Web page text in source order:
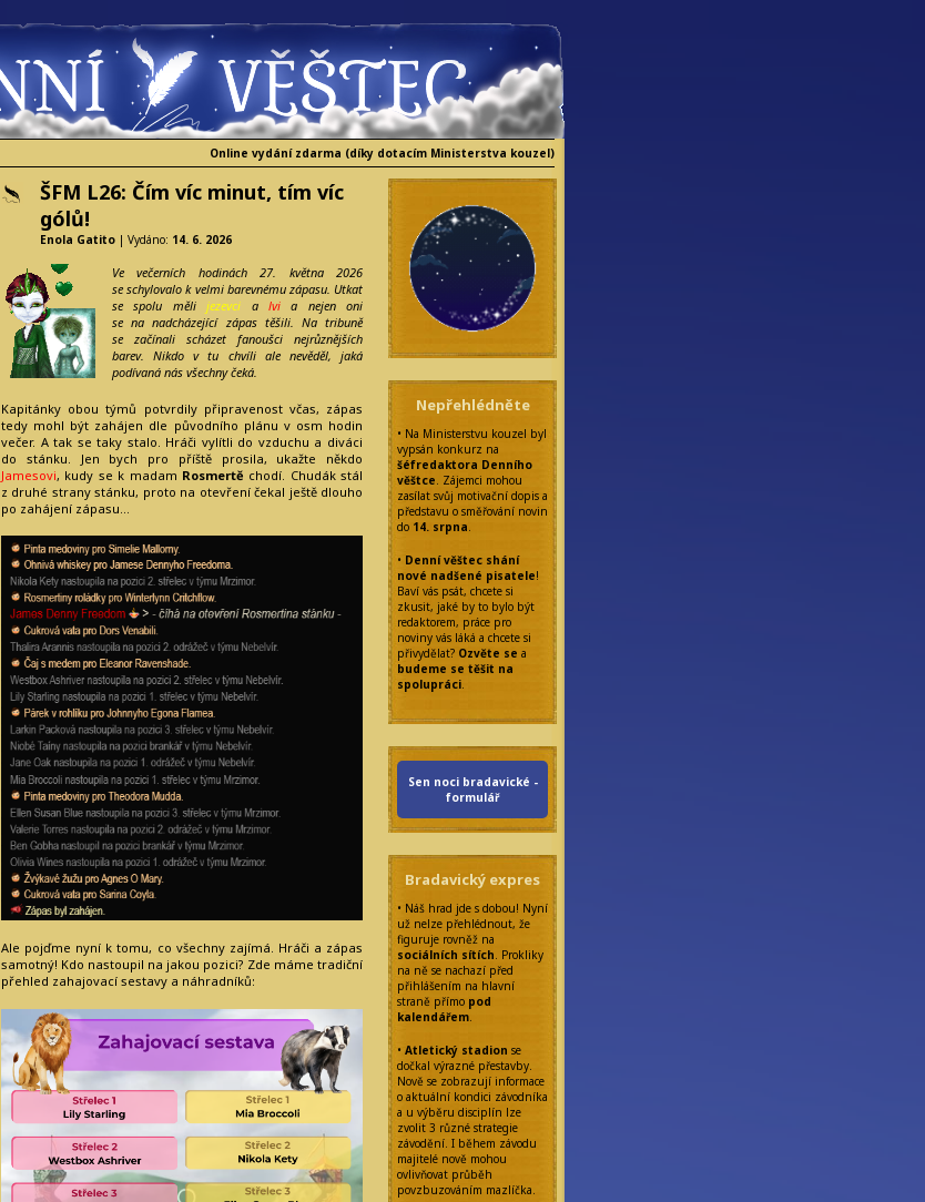
Online vydání zdarma (díky dotacím Ministerstva kouzel)
ŠFM L26: Čím víc minut, tím víc
gólů!
Enola Gatito | Vydáno: 14. 6. 2026
Ve večerních hodinách 27. května 2026
se schylovalo k velmi barevnému zápasu. Utkat
se spolu mělijezevci a lvia nejen oni
se na nadcházející zápas těšili. Na tribuně
se začínali scházet fanoušci nejrůznějších
barev. Nikdo v tu chvíli ale nevěděl, jaká
podívaná nás všechny čeká.
Kapitánky obou týmů potvrdily připravenost včas, zápas
tedy mohl být zahájen dle původního plánu v osm hodin
večer. A tak se taky stalo. Hráči vylítli do vzduchu a diváci
do stánku. Jen bych pro příště prosila, ukažte někdo
Jamesovi, kudy se k madam Rosmertě chodí. Chudák stál
z druhé strany stánku, proto na otevření čekal ještě dlouho
po zahájení zápasu…
Ale pojďme nyní k tomu, co všechny zajímá. Hráči a zápas
samotný! Kdo nastoupil na jakou pozici? Zde máme tradiční
přehled zahajovací sestavy a náhradníků:
Nepřehlédněte
• Na Ministerstvu kouzel byl
vypsán konkurz na
šéfredaktora Denního
věštce. Zájemci mohou
zasílat svůj motivační dopis a
představu o směřování novin
do 14. srpna.
• Denní věštec shání
nové nadšené pisatele!
Baví vás psát, chcete si
zkusit, jaké by to bylo být
redaktorem, práce pro
noviny vás láká a chcete si
přivydělat? Ozvěte se a
budeme se těšit na
spolupráci.
Sen noci bradavické -
formulář
Bradavický expres
• Náš hrad jde s dobou! Nyní
už nelze přehlédnout, že
figuruje rovněž na
sociálních sítích. Prokliky
na ně se nachazí před
přihlášením na hlavní
straně přímo pod
kalendářem.
• Atletický stadion se
dočkal výrazné přestavby.
Nově se zobrazují informace
o aktuální kondici závodníka
a u výběru disciplín lze
zvolit 3 různé strategie
závodění. I během závodu
majitelé nově mohou
ovlivňovat průběh
povzbuzováním mazlíčka.